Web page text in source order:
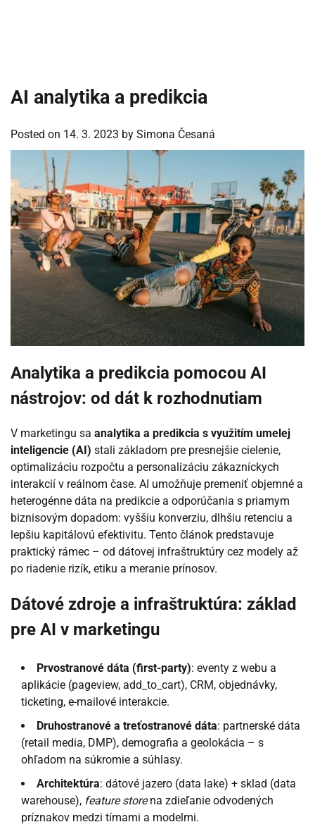
AI analytika a predikcia
Posted on 14. 3. 2023 by Simona Česaná
Analytika a predikcia pomocou AI
nástrojov: od dát k rozhodnutiam
V marketingu sa analytika a predikcia s využitím umelej
inteligencie (AI) stali základom pre presnejšie cielenie,
optimalizáciu rozpočtu a personalizáciu zákazníckych
interakcií v reálnom čase. AI umožňuje premeniť objemné a
heterogénne dáta na predikcie a odporúčania s priamym
biznisovým dopadom: vyššiu konverziu, dlhšiu retenciu a
lepšiu kapitálovú efektivitu. Tento článok predstavuje
praktický rámec – od dátovej infraštruktúry cez modely až
po riadenie rizík, etiku a meranie prínosov.
Dátové zdroje a infraštruktúra: základ
pre AI v marketingu
Prvostranové dáta (first-party): eventy z webu a
aplikácie (pageview, add_to_cart), CRM, objednávky,
ticketing, e-mailové interakcie.
Druhostranové a treťostranové dáta: partnerské dáta
(retail media, DMP), demografia a geolokácia – s
ohľadom na súkromie a súhlasy.
Architektúra: dátové jazero (data lake) + sklad (data
warehouse), feature storena zdieľanie odvodených
príznakov medzi tímami a modelmi.